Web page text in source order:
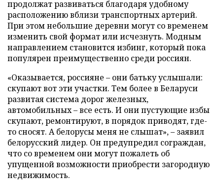
продолжат развиваться благодаря удобному
расположению вблизи транспортных артерий.
При этом небольшие деревни могут со временем
изменить свой формат или исчезнуть. Модным
направлением становится избинг, который пока
популярен преимущественно среди россиян.
«Оказывается, россияне – они батьку услышали:
скупают вот эти участки. Тем более в Беларуси
развитая система дорог железных,
автомобильных – все есть. И они пустующие избы
скупают, ремонтируют, в порядок приводят, где-
то сносят. А белорусы меня не слышат», – заявил
белорусский лидер. Он предупредил сограждан,
что со временем они могут пожалеть об
упущенной возможности приобрести загородную
недвижимость.